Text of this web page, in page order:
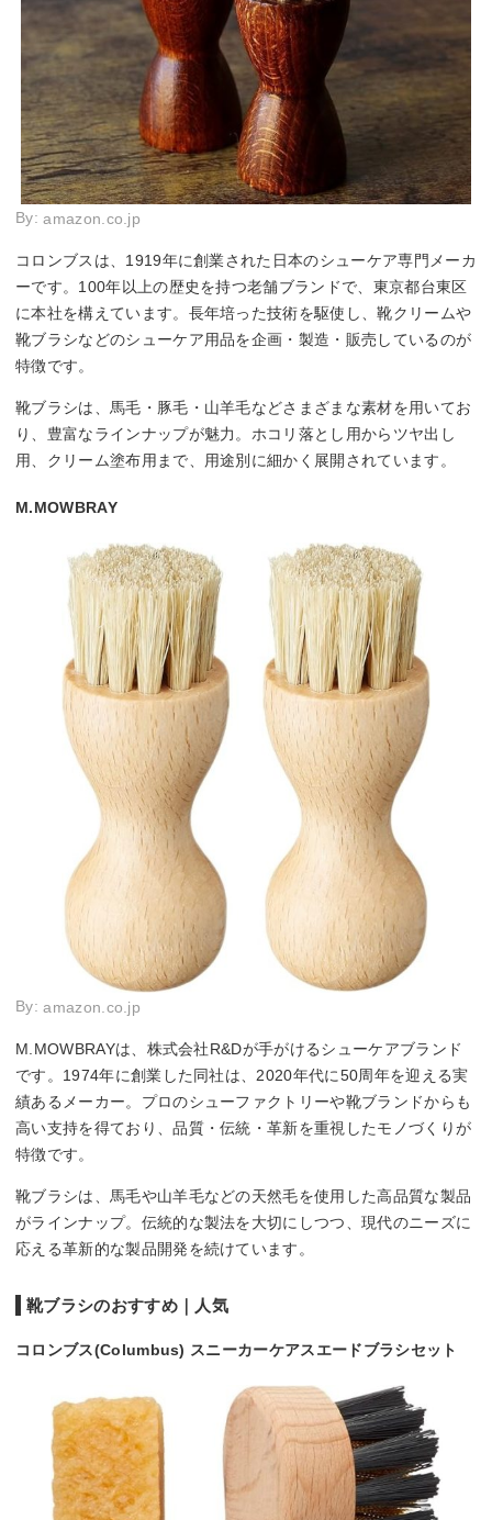
By:amazon.co.jp
コロンブスは、1919年に創業された日本のシューケア専門メーカ
ーです。100年以上の歴史を持つ老舗ブランドで、東京都台東区
に本社を構えています。長年培った技術を駆使し、靴クリームや
靴ブラシなどのシューケア用品を企画・製造・販売しているのが
特徴です。
靴ブラシは、馬毛・豚毛・山羊毛などさまざまな素材を用いてお
り、豊富なラインナップが魅力。ホコリ落とし用からツヤ出し
用、クリーム塗布用まで、用途別に細かく展開されています。
M.MOWBRAY
By:amazon.co.jp
M.MOWBRAYは、株式会社R&Dが手がけるシューケアブランド
です。1974年に創業した同社は、2020年代に50周年を迎える実
績あるメーカー。プロのシューファクトリーや靴ブランドからも
高い支持を得ており、品質・伝統・革新を重視したモノづくりが
特徴です。
靴ブラシは、馬毛や山羊毛などの天然毛を使用した高品質な製品
がラインナップ。伝統的な製法を大切にしつつ、現代のニーズに
応える革新的な製品開発を続けています。
靴ブラシのおすすめ｜人気
コロンブス(Columbus) スニーカーケアスエードブラシセット